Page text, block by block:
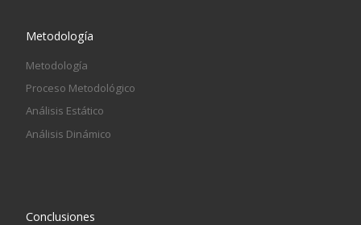
Metodología
Metodología
Proceso Metodológico
Análisis Estático
Análisis Dinámico
Conclusiones